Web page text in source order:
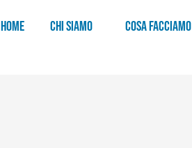
HOME CHI SIAMO COSA FACCIAMO